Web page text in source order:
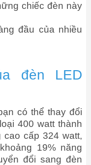
chiếc đèn này
đầu của nhiều
đèn LED
có thể thay đổi
400 watt thành
cao cấp 324 watt,
19% năng
đổi sang đèn